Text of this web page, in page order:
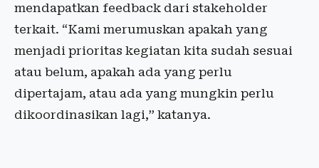
mendapatkan feedback dari stakeholder
terkait. “Kami merumuskan apakah yang
menjadi prioritas kegiatan kita sudah sesuai
atau belum, apakah ada yang perlu
dipertajam, atau ada yang mungkin perlu
dikoordinasikan lagi,” katanya.